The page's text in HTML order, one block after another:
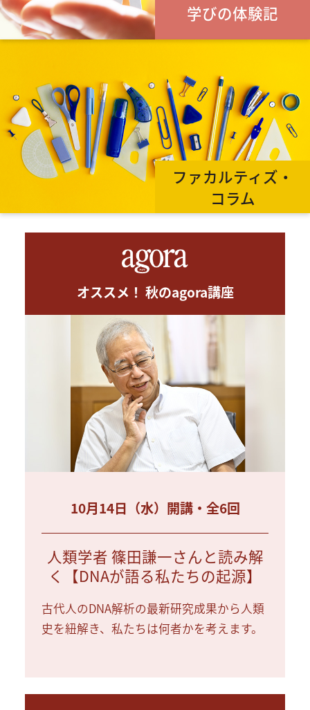
学びの体験記
ファカルティズ・
コラム
オススメ！ 秋のagora講座
10月14日（水）開講・全6回
人類学者 篠田謙一さんと読み解
く【DNAが語る私たちの起源】
古代人のDNA解析の最新研究成果から人類
史を紐解き、私たちは何者かを考えます。